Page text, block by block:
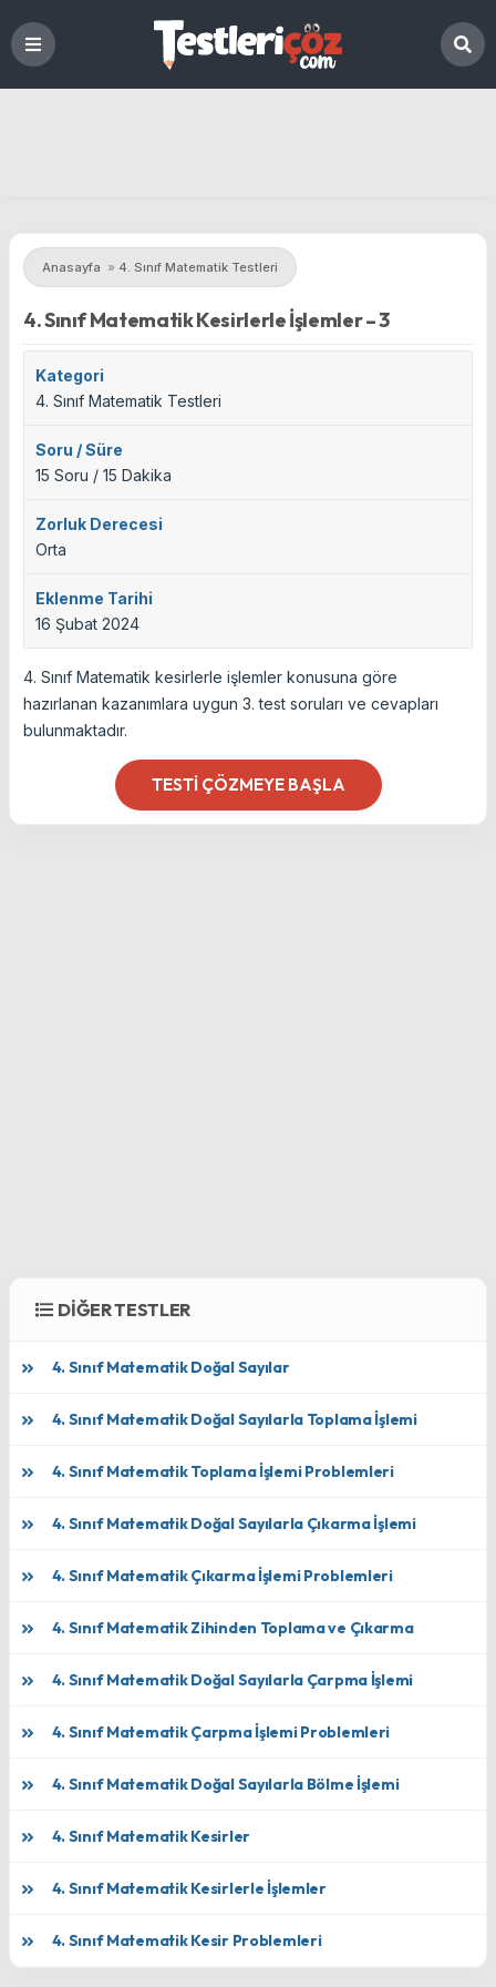
Anasayfa » 4. Sınıf Matematik Testleri
4. Sınıf Matematik Kesirlerle İşlemler – 3
Kategori
4. Sınıf Matematik Testleri
Soru / Süre
15 Soru / 15 Dakika
Zorluk Derecesi
Orta
Eklenme Tarihi
16 Şubat 2024
4. Sınıf Matematik kesirlerle işlemler konusuna göre
hazırlanan kazanımlara uygun 3. test soruları ve cevapları
bulunmaktadır.
TESTI ÇÖZMEYE BAŞLA
DİĞER TESTLER
4. Sınıf Matematik Doğal Sayılar
4. Sınıf Matematik Doğal Sayılarla Toplama İşlemi
4. Sınıf Matematik Toplama İşlemi Problemleri
4. Sınıf Matematik Doğal Sayılarla Çıkarma İşlemi
4. Sınıf Matematik Çıkarma İşlemi Problemleri
4. Sınıf Matematik Zihinden Toplama ve Çıkarma
4. Sınıf Matematik Doğal Sayılarla Çarpma İşlemi
4. Sınıf Matematik Çarpma İşlemi Problemleri
4. Sınıf Matematik Doğal Sayılarla Bölme İşlemi
4. Sınıf Matematik Kesirler
4. Sınıf Matematik Kesirlerle İşlemler
4. Sınıf Matematik Kesir Problemleri